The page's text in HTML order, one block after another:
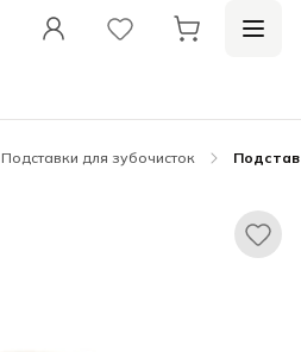
Подставки для зубочисток